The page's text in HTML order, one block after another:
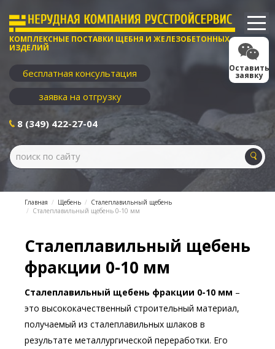
Оставить
заявку
КОМПЛЕКСНЫЕ ПОСТАВКИ ЩЕБНЯ И ЖЕЛЕЗОБЕТОННЫХ
ИЗДЕЛИЙ
бесплатная консультация
заявка на отгрузку
8 (349) 422-27-04
Главная Щебень
Сталеплавильный щебень
Сталеплавильный щебень 0-10 мм
Сталеплавильный щебень
фракции 0-10 мм
Сталеплавильный щебень фракции 0-10 мм –
это высококачественный строительный материал,
получаемый из сталеплавильных шлаков в
результате металлургической переработки. Его